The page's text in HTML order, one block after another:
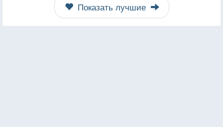
Показать лучшие